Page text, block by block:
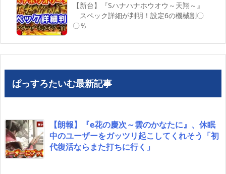
【新台】『Sハナハナホウオウ～天翔～』
スペック詳細が判明！設定6の機械割〇
〇％
ぱっすろたいむ最新記事
【朗報】『e花の慶次～雲のかなたに』、休眠
中のユーザーをガッツリ起こしてくれそう「初
代復活ならまた打ちに行く」